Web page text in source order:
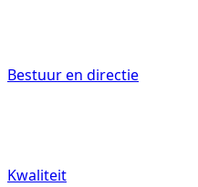
Bestuur en directie
Kwaliteit